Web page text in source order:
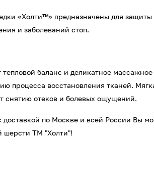
«Холти™» предназначены для защиты
и заболеваний стоп.
баланс и деликатное
процесса восстановления тканей.
снятию отеков и болевых ощущений.
по Москве и всей России Вы
шерсти ТМ "Холти"!